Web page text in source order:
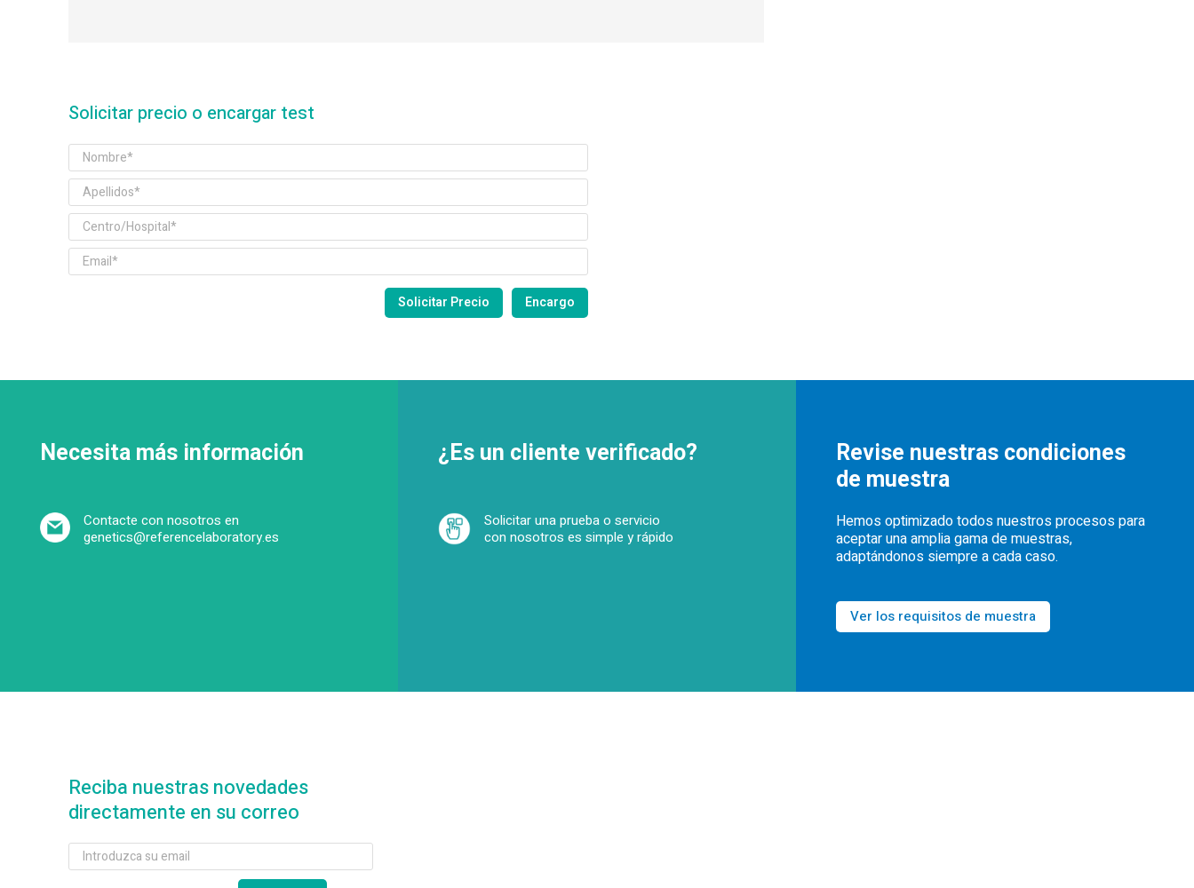
Solicitar precio o encargar test
Necesita más información ¿Es un cliente verificado?
Revise nuestras condiciones
de muestra
Contacte con nosotros en
genetics@referencelaboratory.es
Solicitar una prueba o servicio
con nosotros es simple y rápido
Hemos optimizado todos nuestros procesos para
aceptar una amplia gama de muestras,
adaptándonos siempre a cada caso.
Ver los requisitos de muestra
Reciba nuestras novedades
directamente en su correo